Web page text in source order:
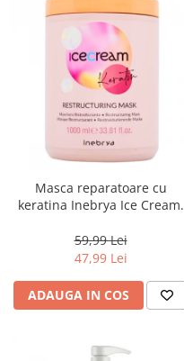
Masca reparatoare cu
keratina Inebrya Ice Cream,
59,99 Lei
47,99 Lei
ADAUGA IN COS